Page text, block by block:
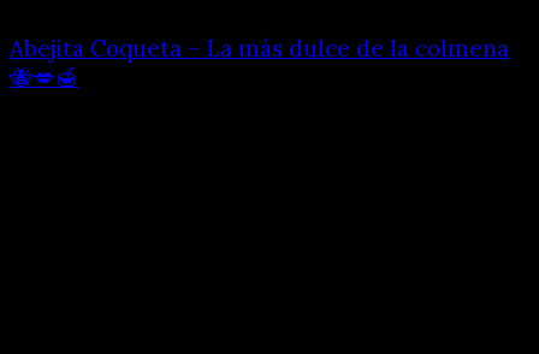
Abejita Coqueta – La más dulce de la colmena
🐝💋🍯